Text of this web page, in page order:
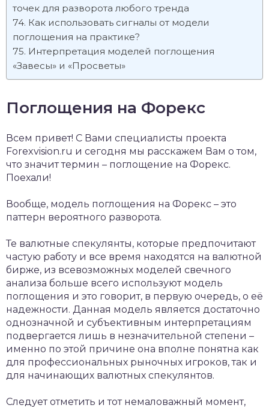
точек для разворота любого тренда
Как использовать сигналы от модели
поглощения на практике?
Интерпретация моделей поглощения
«Завесы» и «Просветы»
Поглощения на Форекс
Всем привет! С Вами специалисты проекта
Forexvision.ru и сегодня мы расскажем Вам о том,
что значит термин – поглощение на Форекс.
Поехали!
Вообще, модель поглощения на Форекс – это
паттерн вероятного разворота.
Те валютные спекулянты, которые предпочитают
частую работу и все время находятся на валютной
бирже, из всевозможных моделей свечного
анализа больше всего используют модель
поглощения и это говорит, в первую очередь, о её
надежности. Данная модель является достаточно
однозначной и субъективным интерпретациям
подвергается лишь в незначительной степени –
именно по этой причине она вполне понятна как
для профессиональных рыночных игроков, так и
для начинающих валютных спекулянтов.
Следует отметить и тот немаловажный момент,